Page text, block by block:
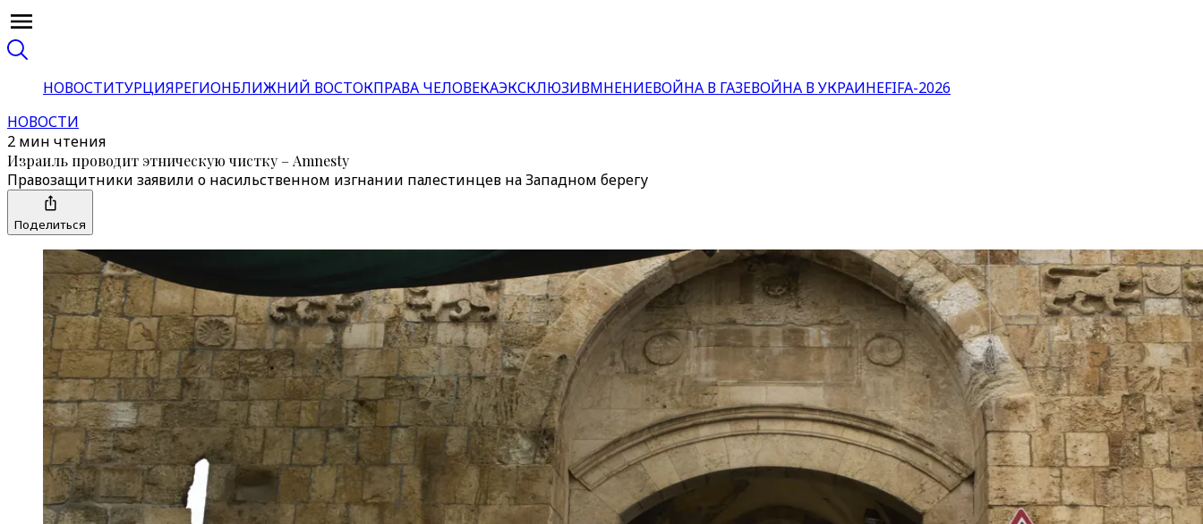
НОВОСТИТУРЦИЯРЕГИОНБЛИЖНИЙ ВОСТОКПРАВА ЧЕЛОВЕКАЭКСКЛЮЗИВМНЕНИЕВОЙНА В ГАЗЕВОЙНА В УКРАИНЕFIFA-2026
НОВОСТИ
2 мин чтения
Израиль проводит этническую чистку – Amnesty
Правозащитники заявили о насильственном изгнании палестинцев на Западном берегу
Поделиться